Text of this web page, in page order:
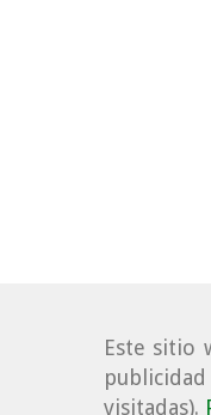
Este sitio
visitadas).